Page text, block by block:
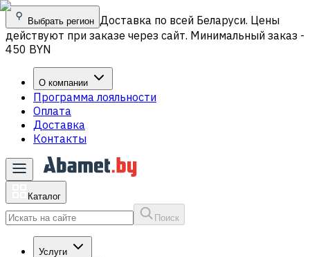
Выбрать регион Доставка по всей Беларуси. Цены
действуют при заказе через сайт. Минимальный заказ -
450 BYN
О компании
Программа лояльности
Оплата
Доставка
Контакты
Каталог
Поиск
Услуги